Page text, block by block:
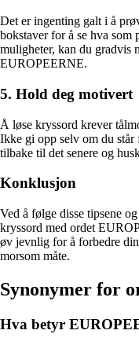
Det er ingenting galt i å
bokstaver for å se hva som
muligheter, kan du gradvis
EUROPEERNE.
5. Hold deg motivert
Å løse kryssord krever
Ikke gi opp selv om du
tilbake til det senere og
Konklusjon
Ved å følge disse tipsene
kryssord med ordet
øv jevnlig for å forbedre
morsom måte.
Synonymer for
Hva betyr